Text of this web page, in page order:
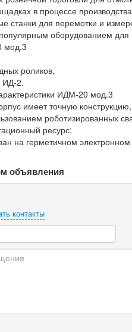
в процессе
станки для перемотки и
оборудованием
мод.3
роликов,
ИД-2.
ИДМ-20 мод.3
имеет точную
роботизированных
ресурс;
на герметичном
объявления
контакты